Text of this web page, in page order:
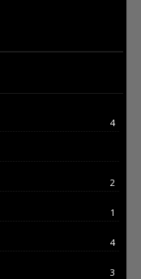
4
2
1
4
3